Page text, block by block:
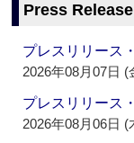
Press
プレスリリース
2026年08月07日 (
プレスリリース
2026年08月06日 (